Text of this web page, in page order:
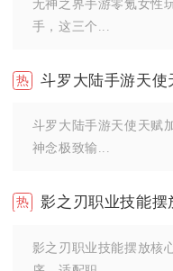
无神之界手游零氪女性
手，这三个...
斗罗大陆手游天使
斗罗大陆手游天使天赋
神念极致输...
影之刃职业技能摆
影之刃职业技能摆放核